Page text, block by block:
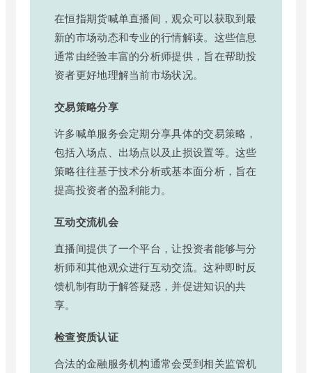
在恒指期货喊单直播间，观众可以获取到最
新的市场动态和专业的行情解读。这些信息
通常由经验丰富的分析师提供，旨在帮助投
资者更好地理解当前市场状况。
交易策略分享
许多喊单服务会定期分享具体的交易策略，
包括入场点、出场点以及止损设置等。这些
策略往往基于技术分析或基本面分析，旨在
提高投资者的盈利能力。
互动交流机会
直播间提供了一个平台，让投资者能够与分
析师和其他观众进行互动交流。这种即时反
馈机制有助于解答疑惑，并促进知识的共
享。
检查资质认证
合法的金融服务机构通常会受到相关监管机